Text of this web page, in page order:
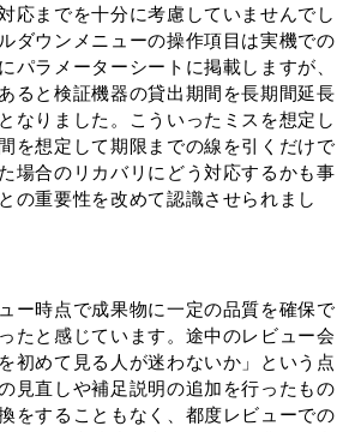
応までを十分に考慮していませんでし
ダウンメニューの操作項目は実機での
パラメーターシートに掲載しますが、
ると検証機器の貸出期間を長期間延長
なりました。こういったミスを想定し
を想定して期限までの線を引くだけで
場合のリカバリにどう対応するかも事
の重要性を改めて認識させられまし
ー時点で成果物に一定の品質を確保で
たと感じています。途中のレビュー会
初めて見る人が迷わないか」という点
見直しや補足説明の追加を行ったもの
をすることもなく、都度レビューでの